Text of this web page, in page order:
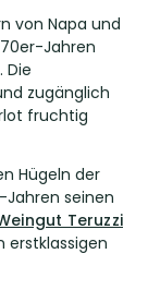
von Napa und
Jahren
Die
zugänglich
fruchtig
Hügeln der
Jahren seinen
Teruzzi
erstklassigen